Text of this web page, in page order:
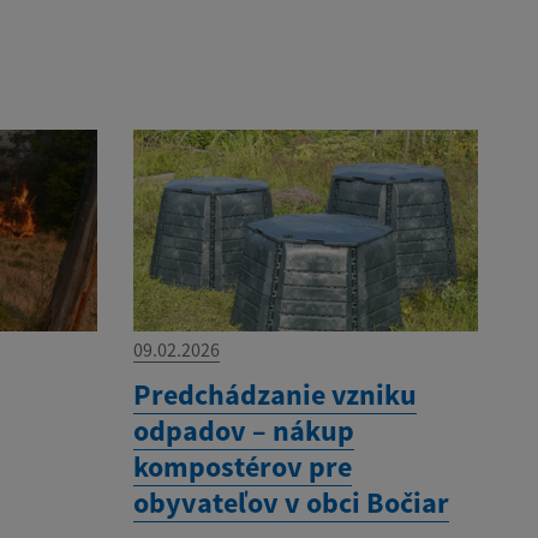
09.02.2026
Predchádzanie vzniku
odpadov – nákup
kompostérov pre
obyvateľov v obci Bočiar